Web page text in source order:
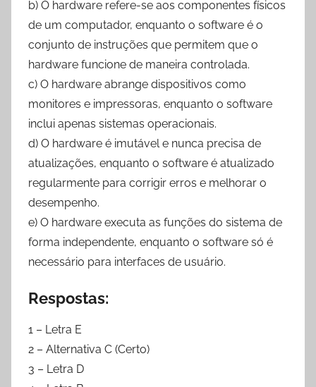
b) O hardware refere-se aos componentes físicos
de um computador, enquanto o software é o
conjunto de instruções que permitem que o
hardware funcione de maneira controlada.
c) O hardware abrange dispositivos como
monitores e impressoras, enquanto o software
inclui apenas sistemas operacionais.
d) O hardware é imutável e nunca precisa de
atualizações, enquanto o software é atualizado
regularmente para corrigir erros e melhorar o
desempenho.
e) O hardware executa as funções do sistema de
forma independente, enquanto o software só é
necessário para interfaces de usuário.
Respostas:
1 – Letra E
2 – Alternativa C (Certo)
3 – Letra D